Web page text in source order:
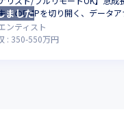
来のDMPを切り開く、データ
ンティスト
: 350-550万円
ました